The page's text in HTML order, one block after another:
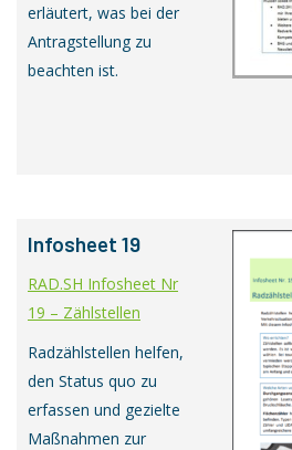
erläutert, was bei der
Antragstellung zu
beachten ist.
Infosheet 19
RAD.SH Infosheet Nr
19 – Zählstellen
Radzählstellen helfen,
den Status quo zu
erfassen und gezielte
Maßnahmen zur